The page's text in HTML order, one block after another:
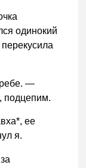
одинокий
—
подцепим.
ее
я.